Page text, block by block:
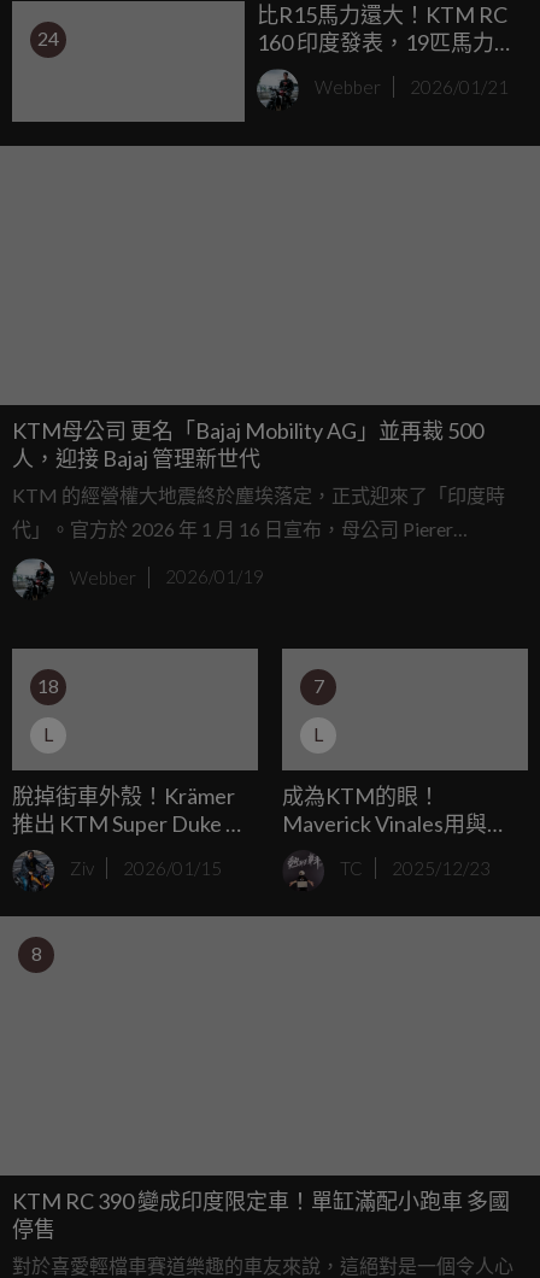
24
比R15馬力還大！KTM RC
160 印度發表，19匹馬力、
台幣 7 萬有找
Webber 2026/01/21
KTM母公司 更名「Bajaj Mobility AG」並再裁 500
人，迎接 Bajaj 管理新世代
KTM 的經營權大地震終於塵埃落定，正式迎來了「印度時
代」。官方於 2026 年 1 月 16 日宣布，母公司 Pierer
Mobility AG 正式更名為 Bajaj Mobility AG，並將啟動新一波
裁員計畫，預計削減 500 個職位。
Webber 2026/01/19
18
L
脫掉街車外殼！Krämer
推出 KTM Super Duke 專
屬賽道套件，街頭惡魔直
上頂級仿賽
Ziv 2026/01/15
7
L
成為KTM的眼！
Maverick Vinales用與
Pedro Acosta完全不同的
騎車方式帶來新視野！
TC 2025/12/23
8
KTM RC 390 變成印度限定車！單缸滿配小跑車 多國
停售
對於喜愛輕檔車賽道樂趣的車友來說，這絕對是一個令人心